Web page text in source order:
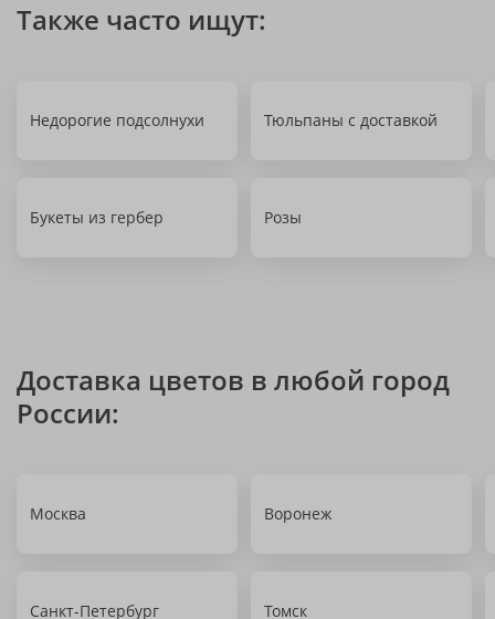
Также часто ищут:
Недорогие подсолнухи Тюльпаны с доставкой
Букеты из гербер Розы
Доставка цветов в любой город
России:
Москва Воронеж
Санкт-Петербург Томск